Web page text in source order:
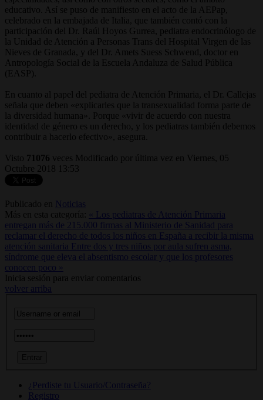
educativo. Así se puso de manifiesto en el acto de la AEPap,
celebrado en la embajada de Italia, que también contó con la
participación del Dr. Raúl Hoyos Gurrea, pediatra endocrinólogo de
la Unidad de Atención a Personas Trans del Hospital Virgen de las
Nieves de Granada, y del Dr. Amets Suess Schwend, doctor en
Antropología Social de la Escuela Andaluza de Salud Pública
(EASP).
En cuanto al papel del pediatra de Atención Primaria, el Dr. Callejas
señala que deben «explicarles que la transexualidad forma parte de
la diversidad humana». Porque «vivir de acuerdo con nuestra
identidad de género es un derecho, y los pediatras también debemos
contribuir a hacerlo efectivo», asegura.
Visto 71076 veces Modificado por última vez en Viernes, 05
Octubre 2018 13:53
Publicado en
Noticias
Más en esta categoría: « Los pediatras de Atención Primaria
entregan más de 215.000 firmas al Ministerio de Sanidad para
reclamar el derecho de todos los niños en España a recibir la misma
atención sanitaria Entre dos y tres niños por aula sufren asma,
síndrome que eleva el absentismo escolar y que los profesores
conocen poco »
Inicia sesión para enviar comentarios
volver arriba
¿Perdiste tu Usuario/Contraseña?
Registro